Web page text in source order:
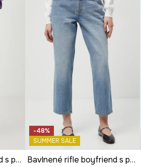
Bavlnené rifle boyfriend s praným efektom
-48%
SUMMER SALE
Bavlnené rifle boyfriend s praným efektom